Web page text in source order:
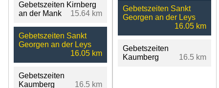
Gebetszeiten Kirnberg
an der Mank
15.64 km
Gebetszeiten Sankt
Georgen an der Leys
16.05 km
Gebetszeiten
Kaumberg
16.5 km
Gebetszeiten Sankt
Georgen an der Leys
16.05 km
Gebetszeiten
Kaumberg
16.5 km